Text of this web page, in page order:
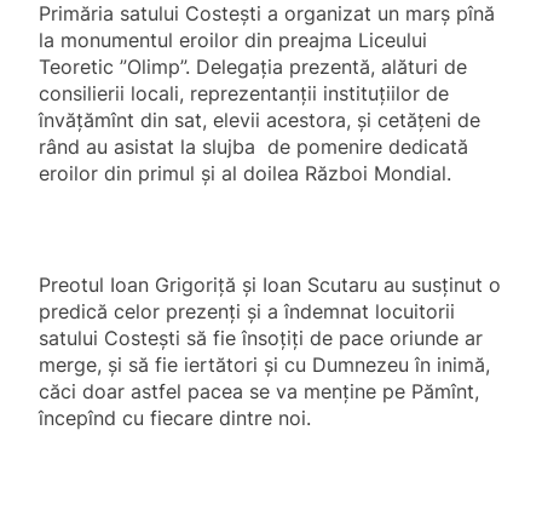
Primăria satului Costești a organizat un marș pînă
la monumentul eroilor din preajma Liceului
Teoretic ”Olimp”. Delegația prezentă, alături de
consilierii locali, reprezentanții instituțiilor de
învățămînt din sat, elevii acestora, și cetățeni de
rând au asistat la slujba de pomenire dedicată
eroilor din primul și al doilea Război Mondial.
Preotul Ioan Grigoriță și Ioan Scutaru au susținut o
predică celor prezenți și a îndemnat locuitorii
satului Costești să fie însoțiți de pace oriunde ar
merge, și să fie iertători și cu Dumnezeu în inimă,
căci doar astfel pacea se va menține pe Pămînt,
începînd cu fiecare dintre noi.